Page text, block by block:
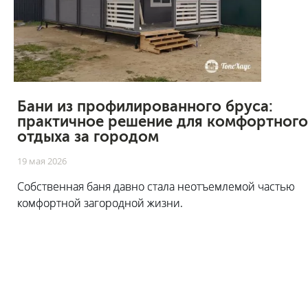
Бани из профилированного бруса:
практичное решение для комфортного
отдыха за городом
19 мая 2026
Собственная баня давно стала неотъемлемой частью
комфортной загородной жизни.